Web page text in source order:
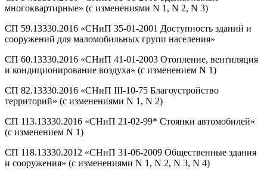
многоквартирные» (с изменениями N 1, N 2, N 3)
СП 59.13330.2016 «СНиП 35-01-2001 Доступность зданий и
сооружений для маломобильных групп населения»
СП 60.13330.2016 «СНиП 41-01-2003 Отопление, вентиляция
и кондиционирование воздуха» (с изменением N 1)
СП 82.13330.2016 «СНиП III-10-75 Благоустройство
территорий» (с изменениями N 1, N 2)
СП 113.13330.2016 «СНиП 21-02-99* Стоянки автомобилей»
(с изменением N 1)
СП 118.13330.2012 «СНиП 31-06-2009 Общественные здания
и сооружения» (с изменениями N 1, N 2, N 3, N 4)